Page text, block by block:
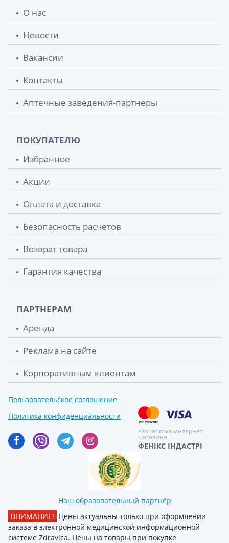
О нас
Новости
Вакансии
Контакты
Аптечные заведения-партнеры
ПОКУПАТЕЛЮ
Избранное
Акции
Оплата и доставка
Безопасность расчетов
Возврат товара
Гарантия качества
ПАРТНЕРАМ
Аренда
Реклама на сайте
Корпоративным клиентам
Пользовательское соглашение
Политика конфиденциальности
Разработка интернет
магазина
ФЕНІКС ІНДАСТРІ
Наш образовательный партнёр
ВНИМАНИЕ! Цены актуальны только при оформлении
заказа в электронной медицинской информационной
системе Zdravica. Цены на товары при покупке